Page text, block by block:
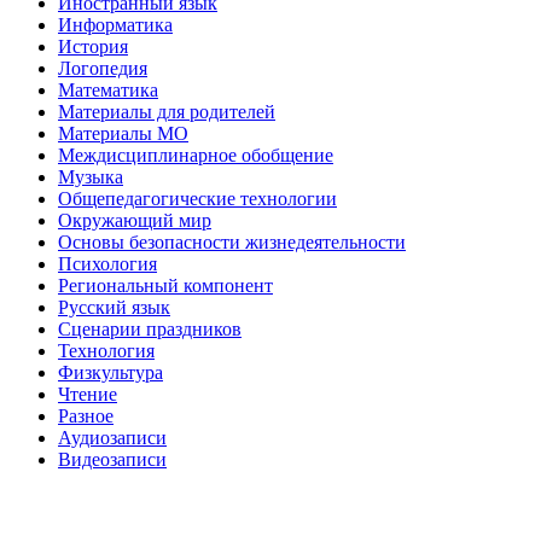
Информатика
История
Логопедия
Математика
Материалы для родителей
Материалы МО
Междисциплинарное обобщение
Музыка
Общепедагогические технологии
Окружающий мир
Основы безопасности жизнедеятельности
Психология
Региональный компонент
Русский язык
Сценарии праздников
Технология
Физкультура
Чтение
Разное
Аудиозаписи
Видеозаписи